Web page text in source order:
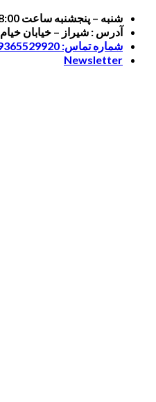
Skip
content
شنبه – پنجشنبه ساعت 8:00 الی 18:00
آدرس : شیراز – خیابان خیام
شماره تماس: 09365529920
Newsletter